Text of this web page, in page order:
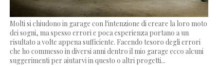
Molti si chiudono in garage con l'intenzione di creare la loro moto
dei sogni, ma spesso errori e poca esperienza portano a un
risultato a volte appena sufficiente. Facendo tesoro degli errori
che ho commesso in diversi anni dentro il mio garage ecco alcuni
suggerimenti per aiutarvi in questo o altri progetti...